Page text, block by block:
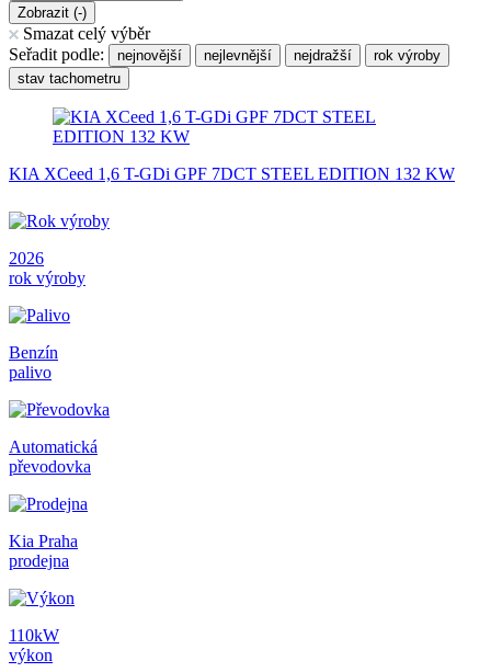
Zobrazit (-)
Smazat celý výběr
Seřadit podle:
nejnovější nejlevnější nejdražší
rok výroby
stav tachometru
KIA XCeed 1,6 T-GDi GPF 7DCT STEEL EDITION 132 KW
2026
rok výroby
Benzín
palivo
Automatická
převodovka
Kia Praha
prodejna
110kW
výkon